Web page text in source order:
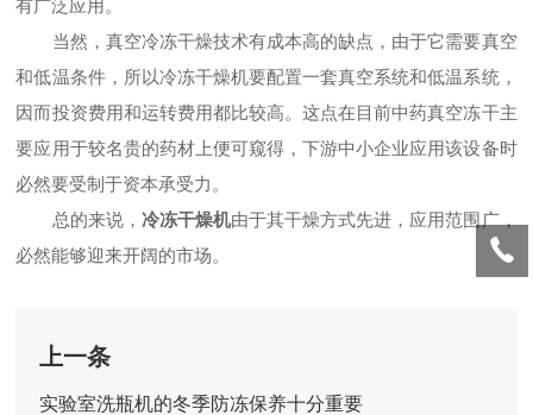
有广泛应用。
当然，真空冷冻干燥技术有成本高的缺点，由于它需要真空
和低温条件，所以冷冻干燥机要配置一套真空系统和低温系统，
因而投资费用和运转费用都比较高。这点在目前中药真空冻干主
要应用于较名贵的药材上便可窥得，下游中小企业应用该设备时
必然要受制于资本承受力。
总的来说， 冷冻干燥机由于其干燥方式先进，应用范围广，
必然能够迎来开阔的市场。
上一条
实验室洗瓶机的冬季防冻保养十分重要